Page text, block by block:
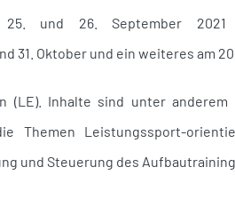
25. und 26. September
Oktober und ein weiteres am
(LE). Inhalte sind unter anderem
Themen Leistungssport-
und Steuerung des